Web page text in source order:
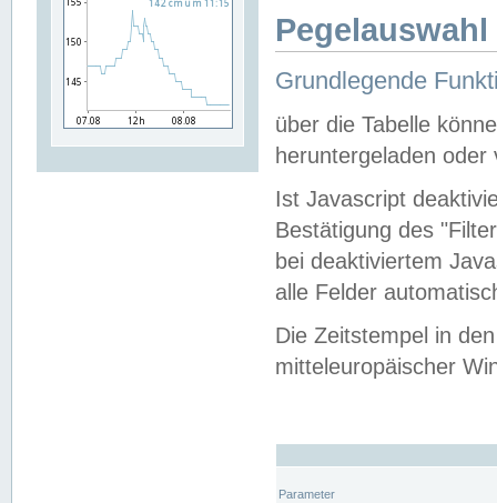
Grundlegende
über die Tabelle
heruntergeladen oder
Ist Javascript
Bestätigung des
bei deaktiviertem
alle Felder
Die Zeitstempel in
mitteleuropäischer
Parameter